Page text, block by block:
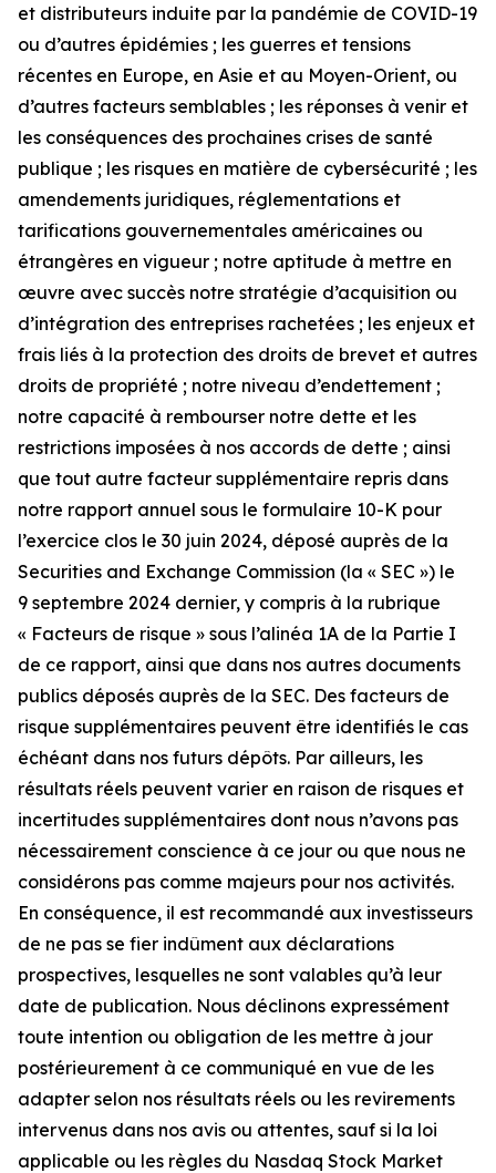
et distributeurs induite par la pandémie de COVID-19
ou d’autres épidémies ; les guerres et tensions
récentes en Europe, en Asie et au Moyen-Orient, ou
d’autres facteurs semblables ; les réponses à venir et
les conséquences des prochaines crises de santé
publique ; les risques en matière de cybersécurité ; les
amendements juridiques, réglementations et
tarifications gouvernementales américaines ou
étrangères en vigueur ; notre aptitude à mettre en
œuvre avec succès notre stratégie d’acquisition ou
d’intégration des entreprises rachetées ; les enjeux et
frais liés à la protection des droits de brevet et autres
droits de propriété ; notre niveau d’endettement ;
notre capacité à rembourser notre dette et les
restrictions imposées à nos accords de dette ; ainsi
que tout autre facteur supplémentaire repris dans
notre rapport annuel sous le formulaire 10-K pour
l’exercice clos le 30 juin 2024, déposé auprès de la
Securities and Exchange Commission (la « SEC ») le
9 septembre 2024 dernier, y compris à la rubrique
« Facteurs de risque » sous l’alinéa 1A de la Partie I
de ce rapport, ainsi que dans nos autres documents
publics déposés auprès de la SEC. Des facteurs de
risque supplémentaires peuvent être identifiés le cas
échéant dans nos futurs dépôts. Par ailleurs, les
résultats réels peuvent varier en raison de risques et
incertitudes supplémentaires dont nous n’avons pas
nécessairement conscience à ce jour ou que nous ne
considérons pas comme majeurs pour nos activités.
En conséquence, il est recommandé aux investisseurs
de ne pas se fier indûment aux déclarations
prospectives, lesquelles ne sont valables qu’à leur
date de publication. Nous déclinons expressément
toute intention ou obligation de les mettre à jour
postérieurement à ce communiqué en vue de les
adapter selon nos résultats réels ou les revirements
intervenus dans nos avis ou attentes, sauf si la loi
applicable ou les règles du Nasdaq Stock Market